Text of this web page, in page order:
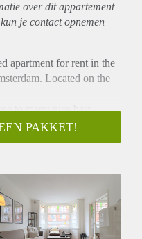
over ditappartement
je contact opnemen
apartment for rent in the
Located on the
to many nice bars,
is easy to reach by public
PAKKET!